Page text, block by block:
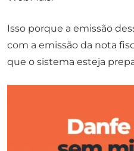
Isso porque a emissão
com a emissão da nota
que o sistema esteja